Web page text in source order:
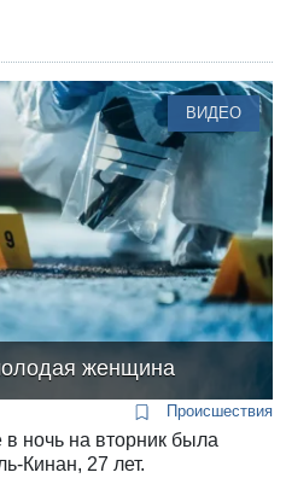
ВИДЕО
женщина
Происшествия
ночь на вторник была
Кинан, 27 лет.